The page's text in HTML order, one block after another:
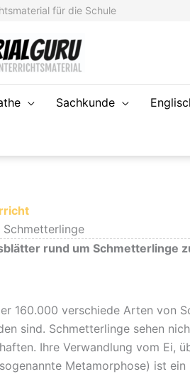
für die Schule
Sachkunde
rund um Schmetterlinge
160.000 verschiede Arten von
sind. Schmetterlinge sehen
Ihre Verwandlung vom Ei,
Metamorphose) ist